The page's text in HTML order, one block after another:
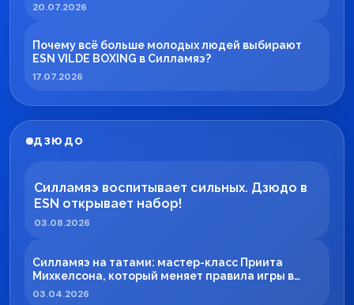
20.07.2026
Почему всё больше молодых людей выбирают
ESN VILDE BOXING в Силламяэ?
17.07.2026
ДЗЮДО
Силламяэ воспитывает сильных. Дзюдо в
ESN открывает набор!
03.08.2026
Силламяэ на татами: мастер-класс Приита
Михкелсона, который меняет правила игры в
регионе
03.04.2026